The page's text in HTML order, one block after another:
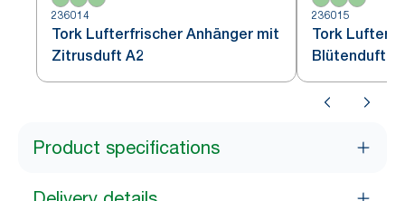
236014
Tork Lufterfrischer Anhänger mit
Zitrusduft A2
236015
Tork
Blütenduft
Product specifications